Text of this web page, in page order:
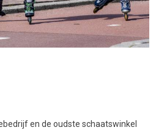
en de oudste schaatswinkel